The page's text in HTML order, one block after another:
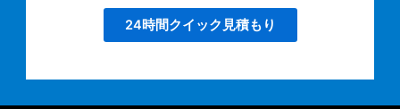
24時間クイック見積もり